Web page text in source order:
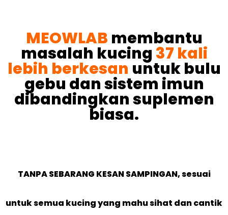
MEOWLAB membantu
masalah kucing 37 kali
lebih berkesan untuk bulu
gebu dan sistem imun
dibandingkan suplemen
biasa.
TANPA SEBARANG KESAN SAMPINGAN, sesuai
untuk semua kucing yang mahu sihat dan cantik